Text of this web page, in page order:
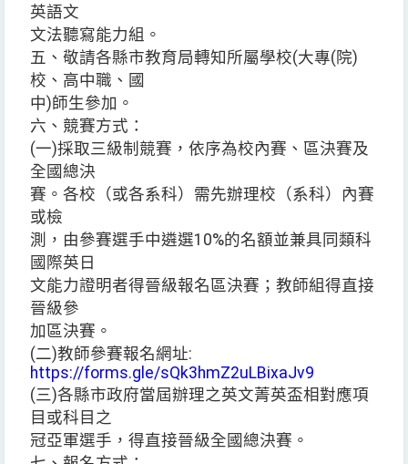
英語文
文法聽寫能力組。
五、敬請各縣市教育局轉知所屬學校(大專(院)
校、高中職、國
中)師生參加。
六、競賽方式：
(一)採取三級制競賽，依序為校內賽、區決賽及
全國總決
賽。各校（或各系科）需先辦理校（系科）內賽
或檢
測，由參賽選手中遴選10%的名額並兼具同類科
國際英日
文能力證明者得晉級報名區決賽；教師組得直接
晉級參
加區決賽。
(二)教師參賽報名網址:
https://forms.gle/sQk3hmZ2uLBixaJv9
(三)各縣市政府當屆辦理之英文菁英盃相對應項
目或科目之
冠亞軍選手，得直接晉級全國總決賽。